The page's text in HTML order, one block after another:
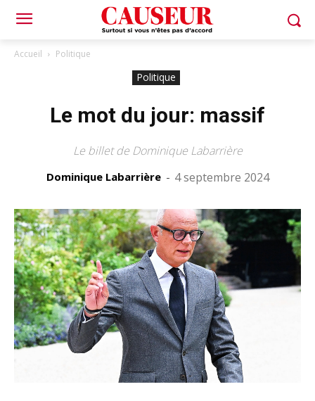
Accueil Politique
Politique
Le mot du jour: massif
Le billet de Dominique Labarrière
Dominique Labarrière - 4 septembre 2024